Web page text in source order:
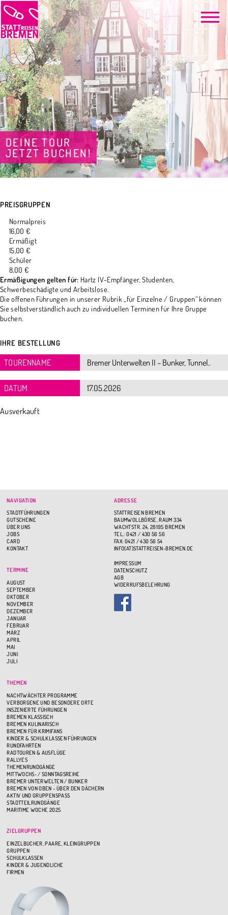
DEINE TOUR
JETZT BUCHEN!
PREISGRUPPEN
Normalpreis
16,00 €
Ermäßigt
15,00 €
Schüler
8,00 €
Ermäßigungen gelten für: Hartz IV-Empfänger, Studenten,
Schwerbeschädigte und Arbeitslose.
Die offenen Führungen in unserer Rubrik „für Einzelne / Gruppen“ können
Sie selbstverständlich auch zu individuellen Terminen für Ihre Gruppe
buchen.
IHRE BESTELLUNG
TOURENNAME
DATUM
Ausverkauft
NAVIGATION
STADTFÜHRUNGEN
GUTSCHEINE
ÜBER UNS
JOBS
CARD
KONTAKT
TERMINE
AUGUST
SEPTEMBER
OKTOBER
NOVEMBER
DEZEMBER
JANUAR
FEBRUAR
MÄRZ
APRIL
MAI
JUNI
JULI
THEMEN
NACHTWÄCHTER PROGRAMME
VERBORGENE UND BESONDERE ORTE
INSZENIERTE FÜHRUNGEN
BREMEN KLASSISCH
BREMEN KULINARISCH
BREMEN FÜR KRIMIFANS
KINDER & SCHULKLASSEN FÜHRUNGEN
RUNDFAHRTEN
RADTOUREN & AUSFLÜGE
RALLYES
THEMENRUNDGÄNGE
MITTWOCHS- / SONNTAGSREIHE
BREMER UNTERWELTEN / BUNKER
BREMEN VON OBEN - ÜBER DEN DÄCHERN
AKTIV UND GRUPPENSPASS
STADTTEILRUNDGÄNGE
MARITIME WOCHE 2025
ZIELGRUPPEN
EINZELBUCHER, PAARE, KLEINGRUPPEN
GRUPPEN
SCHULKLASSEN
KINDER & JUGENDLICHE
FIRMEN
ADRESSE
STATTREISEN BREMEN
BAUMWOLLBÖRSE, RAUM 334
WACHTSTR. 24, 28195 BREMEN
TEL.: 0421 / 430 56 56
FAX: 0421 / 430 56 54
INFO(AT)STATTREISEN-BREMEN.DE
IMPRESSUM
DATENSCHUTZ
AGB
WIDERRUFSBELEHRUNG